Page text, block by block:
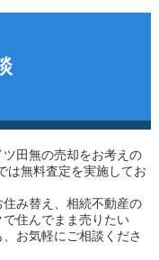
ツ田無の売却をお考えの
は無料査定を実施してお
み替え、相続不動産の
住んでまま売りたい
お気軽にご相談くださ